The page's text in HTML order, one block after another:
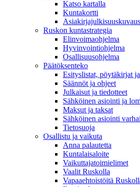
Katso kartalla
Kuntakortti
Asiakirjajulkisuuskuvaus
Ruskon kuntastrategia
Elinvoimaohjelma
Hyvinvointiohjelma
Osallisuusohjelma
Päätöksenteko
Esityslistat, pöytäkirjat
Säännöt ja ohjeet
Julkaisut ja tiedotteet
Sähköinen asiointi ja
Maksut ja taksat
Sähköinen asiointi
Tietosuoja
Osallistu ja vaikuta
Anna palautetta
Kuntalaisaloite
Vaikuttajatoimielimet
Vaalit Ruskolla
Vapaaehtoistöitä